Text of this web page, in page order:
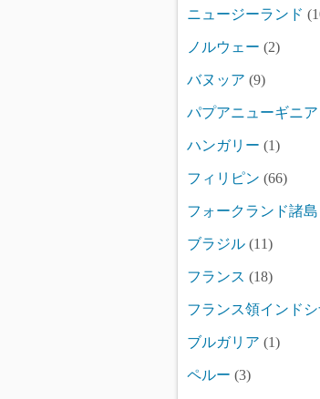
ニュージーランド
ノルウェー (2)
バヌッア (9)
パプアニューギニア
ハンガリー (1)
フィリピン (66)
フォークランド諸島
ブラジル (11)
フランス (18)
フランス領インドシ
ブルガリア (1)
ペルー (3)